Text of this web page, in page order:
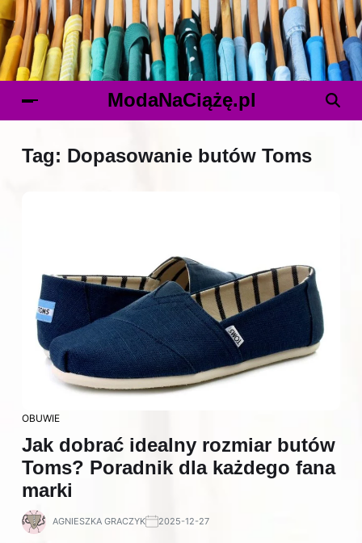
ModaNaCiążę.pl
Tag: Dopasowanie butów Toms
OBUWIE
Jak dobrać idealny rozmiar butów
Toms? Poradnik dla każdego fana
marki
AGNIESZKA GRACZYK 2025-12-27